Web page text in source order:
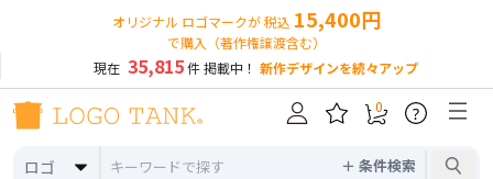
オリジナル ロゴマークが 税込 15,400円
で購入（著作権譲渡含む）
現在 35,815件 掲載中！ 新作デザインを続々アップ
ロゴ ＋ 条件検索
0 ?